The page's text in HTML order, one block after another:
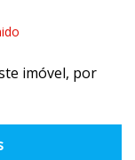
imóvel, por